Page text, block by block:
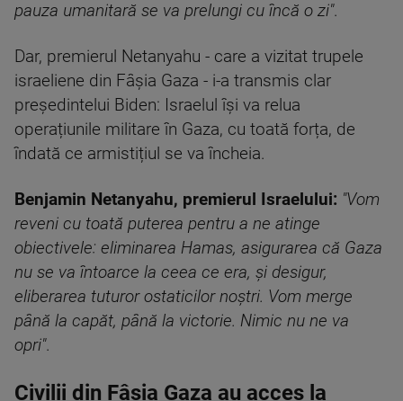
pauza umanitară se va prelungi cu încă o zi".
Dar, premierul Netanyahu - care a vizitat trupele
israeliene din Fâșia Gaza - i-a transmis clar
președintelui Biden: Israelul își va relua
operațiunile militare în Gaza, cu toată forța, de
îndată ce armistițiul se va încheia.
Benjamin Netanyahu, premierul Israelului: "Vom
reveni cu toată puterea pentru a ne atinge
obiectivele: eliminarea Hamas, asigurarea că Gaza
nu se va întoarce la ceea ce era, și desigur,
eliberarea tuturor ostaticilor noștri. Vom merge
până la capăt, până la victorie. Nimic nu ne va
opri".
Civilii din Fâșia Gaza au acces la